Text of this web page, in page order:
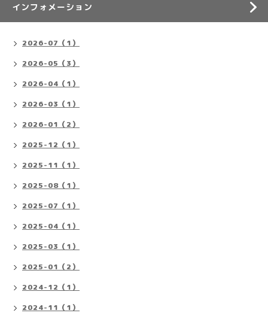
インフォメーション
2026-07（1）
2026-05（3）
2026-04（1）
2026-03（1）
2026-01（2）
2025-12（1）
2025-11（1）
2025-08（1）
2025-07（1）
2025-04（1）
2025-03（1）
2025-01（2）
2024-12（1）
2024-11（1）